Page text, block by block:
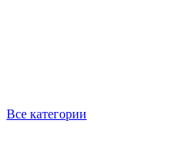
Все категории